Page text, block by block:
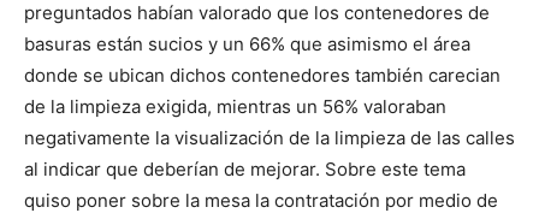
preguntados habían valorado que los contenedores de
basuras están sucios y un 66% que asimismo el área
donde se ubican dichos contenedores también carecian
de la limpieza exigida, mientras un 56% valoraban
negativamente la visualización de la limpieza de las calles
al indicar que deberían de mejorar. Sobre este tema
quiso poner sobre la mesa la contratación por medio de